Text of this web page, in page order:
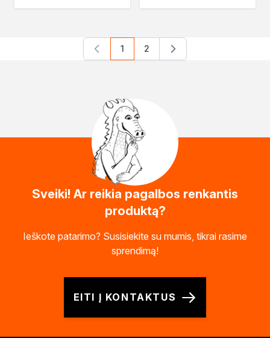
You're currently reading page
1 Page
2
Sveiki! Ar reikia pagalbos renkantis
produktą?
Ieškote patarimo? Susisiekite su mumis, tikrai rasime
sprendimą!
EITI Į KONTAKTUS